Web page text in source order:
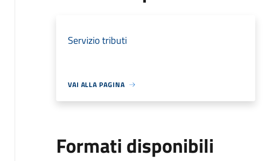
Servizio tributi
VAI ALLA PAGINA
Formati disponibili